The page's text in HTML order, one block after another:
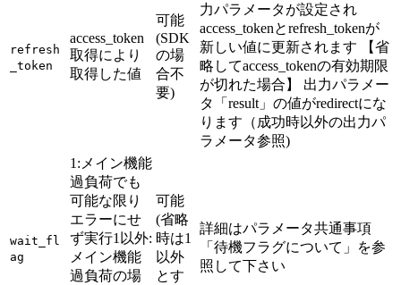
refresh
_token
access_token
取得により
取得した値
可能
(SDK
の場
合不
要)
力パラメータが設定され
access_tokenとrefresh_tokenが
新しい値に更新されます 【省
略してaccess_tokenの有効期限
が切れた場合】 出力パラメー
タ「result」の値がredirectにな
ります（成功時以外の出力パ
ラメータ参照)
wait_fl
ag
1:メイン機能
過負荷でも
可能な限り
エラーにせ
ず実行1以外:
メイン機能
過負荷の場
可能
(省略
時は1
以外
とす
詳細はパラメータ共通事項
「待機フラグについて」を参
照して下さい